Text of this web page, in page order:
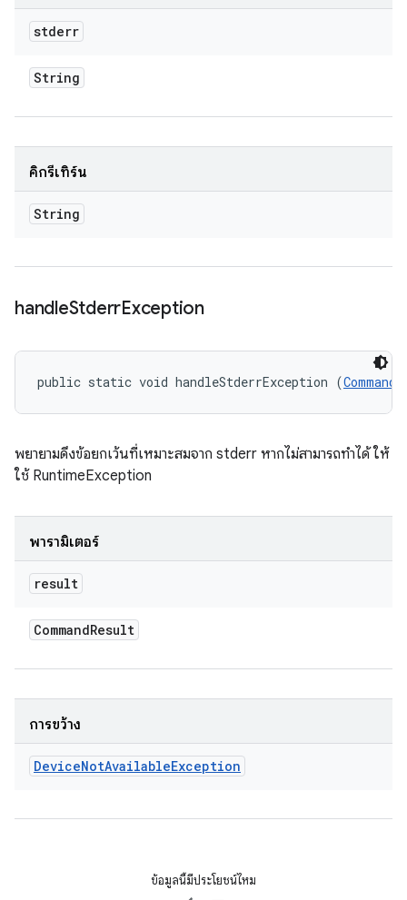
stderr
String
คิกรีเทิร์น
String
handleStderrException
public static void handleStderrException (
พยายามดึงข้อยกเว้นที่เหมาะสมจาก stderr หากไม่สามารถทำได้ ให้
ใช้ RuntimeException
พารามิเตอร์
result
CommandResult
การขว้าง
DeviceNotAvailableException
ข้อมูลนี้มีประโยชน์ไหม